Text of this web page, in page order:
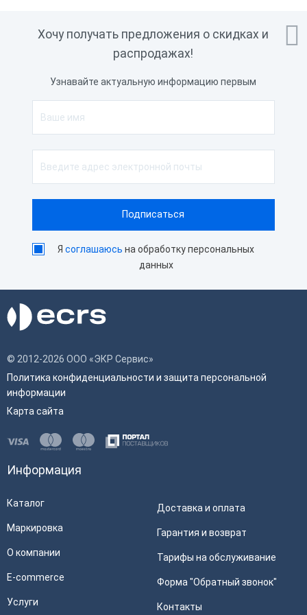

Хочу получать предложения о скидках и
распродажах!
Узнавайте актуальную информацию первым
Ясоглашаюсь на обработку персональных
данных
© 2012-2026 ООО «ЭКР Сервис»
Политика конфиденциальности и защита персональной
информации
Карта сайта
Информация
Каталог
Маркировка
О компании
E-commerce
Услуги
Доставка и оплата
Гарантия и возврат
Тарифы на обслуживание
Форма "Обратный звонок"
Контакты